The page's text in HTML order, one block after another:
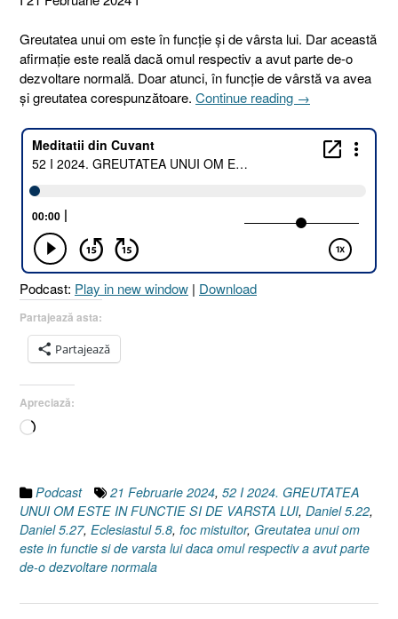
Greutatea unui om este în funcție și de vârsta lui. Dar această
afirmație este reală dacă omul respectiv a avut parte de-o
dezvoltare normală. Doar atunci, în funcție de vârstă va avea
și greutatea corespunzătoare. Continue reading „52
2024.
GREUTATEA
ESTE
ÎN
FUNCȚIE
ȘI
5.8]”
→
Podcast: Play in new window | Download
Partajează asta:
Partajează
Apreciază:
Încarc...
Podcast 21 Februarie 2024, 52 I 2024. GREUTATEA
UNUI OM ESTE IN FUNCTIE SI DE VARSTA LUI, Daniel 5.22,
Daniel 5.27, Eclesiastul 5.8, foc mistuitor, Greutatea unui om
este in functie si de varsta lui daca omul respectiv a avut parte
de-o dezvoltare normala